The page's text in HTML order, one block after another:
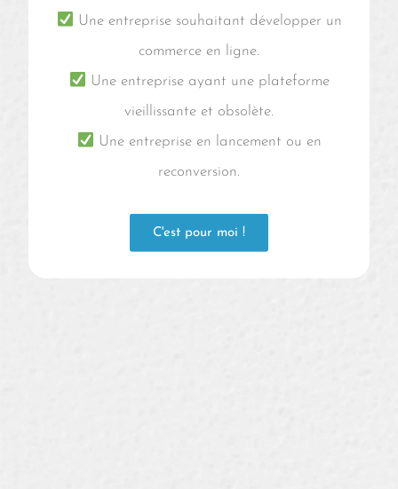
Une entreprise souhaitant développer un
commerce en ligne.
Une entreprise ayant une plateforme
vieillissante et obsolète.
Une entreprise en lancement ou en
reconversion.
C'est pour moi !